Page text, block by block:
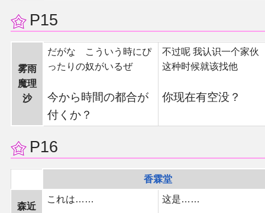
P15
雾雨
魔理
沙
だがな こういう時にぴ
ったりの奴がいるぜ
今から時間の都合が
付くか？
不过呢 我认识一个家伙
这种时候就该找他
你现在有空没？
P16
香霖堂
森近
これは…… 这是……